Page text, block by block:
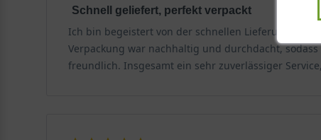
Schnell geliefert, perfekt verpackt
Ich bin begeistert von der schnellen Lieferung und
Verpackung war nachhaltig und durchdacht,
freundlich. Insgesamt ein sehr zuverlässiger